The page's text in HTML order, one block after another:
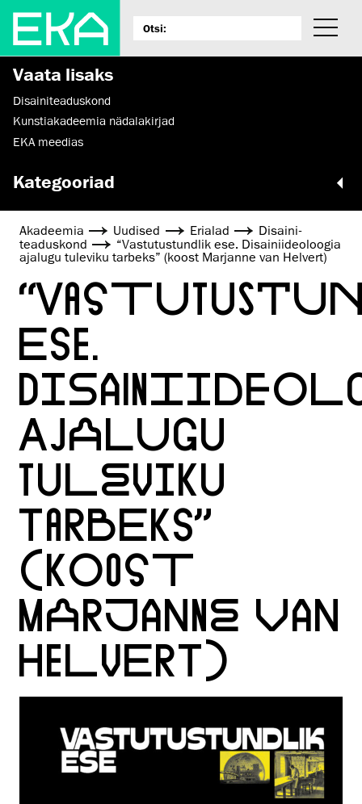
Vaata lisaks
Disaini­­teaduskond
Kunstiakadeemia nädalakirjad
EKA meedias
Kategooriad
Akadeemia Uudised Erialad
Disaini­­
teaduskond
“Vastutustundlik ese. Disainiideoloogia
ajalugu tuleviku tarbeks” (koost Marjanne van Helvert)
ESE.
AJALUGU
TULEVIKU
TARBEKS”
(KOOST
MARJANNE VAN
HELVERT)